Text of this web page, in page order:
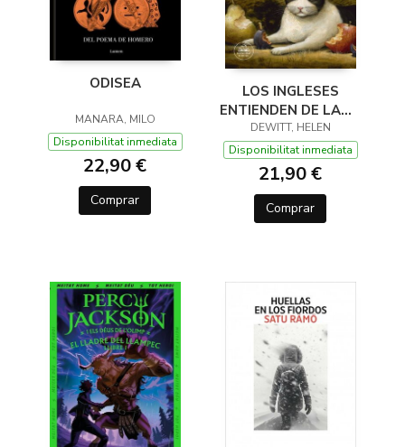
ODISEA
MANARA, MILO
Disponibilitat inmediata
22,90 €
Comprar
LOS INGLESES
ENTIENDEN DE LANA
(Y OTROS TRUCOS)
DEWITT, HELEN
Disponibilitat inmediata
21,90 €
Comprar